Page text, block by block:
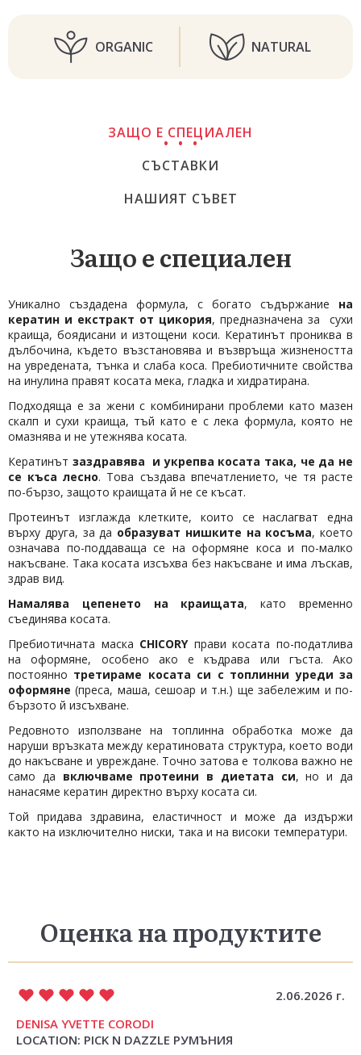
ORGANIC NATURAL
ЗАЩО Е СПЕЦИАЛЕН
СЪСТАВКИ
НАШИЯТ СЪВЕТ
Защо е специален
Уникално създадена формула, с богато съдържание на
кератин и екстракт от цикория, предназначена за сухи
краища, боядисани и изтощени коси. Кератинът прониква в
дълбочина, където възстановява и възвръща жизнеността
на увредената, тънка и слаба коса. Пребиотичните свойства
на инулина правят косата мека, гладка и хидратирана.
Подходяща е за жени с комбинирани проблеми като мазен
скалп и сухи краища, тъй като е с лека формула, която не
омазнява и не утежнява косата.
Кератинът заздравява и укрепва косата така, че да не
се къса лесно. Това създава впечатлението, че тя расте
по-бързо, защото краищата й не се късат.
Протеинът изглажда клетките, които се наслагват една
върху друга, за да образуват нишките на косъма, което
означава по-поддаваща се на оформяне коса и по-малко
накъсване. Така косата изсъхва без накъсване и има лъскав,
здрав вид.
Намалява цепенето на краищата, като временно
съединява косата.
Пребиотичната маска CHICORYправи косата по-податлива
на оформяне, особено ако е къдрава или гъста. Ако
постоянно третираме косата си с топлинни уреди за
оформяне (преса, маша, сешоар и т.н.) ще забележим и по-
бързото й изсъхване.
Редовното използване на топлинна обработка може да
наруши връзката между кератиновата структура, което води
до накъсване и увреждане. Точно затова е толкова важно не
само да включваме протеини в диетата си, но и да
нанасяме кератин директно върху косата си.
Той придава здравина, еластичност и може да издържи
както на изключително ниски, така и на високи температури.
Оценка на продуктите
2.06.2026 г.
DENISA YVETTE CORODI
LOCATION: PICK N DAZZLE РУМЪНИЯ